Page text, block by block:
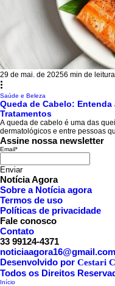
29 de mai. de 20256 min de leitura
Saúde e Beleza
Queda de Cabelo:
Tratamentos
A queda de cabelo é uma das
dermatológicos e entre pessoas
Assine nossa newsletter
Email*
Enviar
Notícia Agora
Sobre a Notícia agora
Termos de uso
Políticas de privacidade
Fale conosco
Contato
33 99124-4371
noticiaagora16@gmail.com
Desenvolvido por Cestari
Todos os Direitos
Início